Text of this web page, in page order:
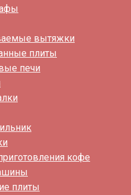
вытяжки
плиты
печи
кофе
плиты